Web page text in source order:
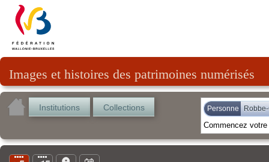
Images et histoires des patrimoines numérisés
Institutions Collections Personne